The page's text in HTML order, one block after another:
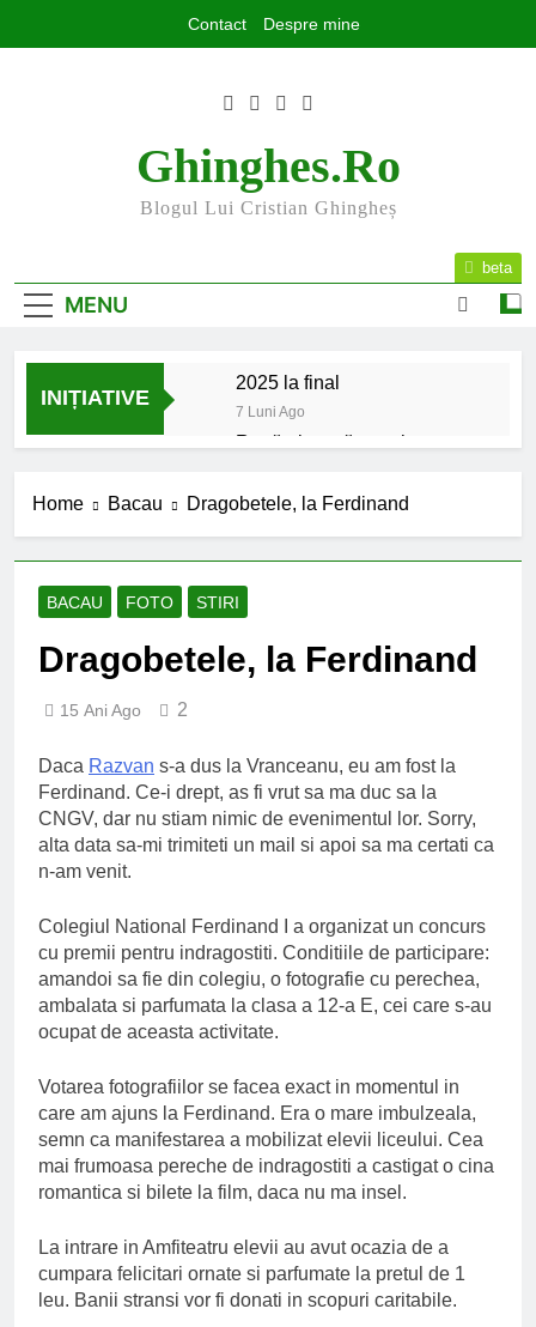
Contact Despre mine
Ghinghes.ro
Blogul Lui Cristian Ghingheș
MENU
beta
INIȚIATIVE
2025 la final
7 Luni Ago
Rugăminte către cei care
9 Luni Ago
an școlar: fără fondul clasei,
fără fondul școlii
Proiect depus pentru tinerii
și organizațiile din Bacău
2 Ani Ago
Harta și programul
Un pas înainte pentru
accesibilizarea trotuarelor
din Bacău
2 Ani Ago
Home Bacau Dragobetele, la Ferdinand
BACAU FOTO STIRI
Dragobetele, la Ferdinand
15 Ani Ago 2
Daca Razvan s-a dus la Vranceanu, eu am fost la
Ferdinand. Ce-i drept, as fi vrut sa ma duc sa la
CNGV, dar nu stiam nimic de evenimentul lor. Sorry,
alta data sa-mi trimiteti un mail si apoi sa ma certati ca
n-am venit.
Colegiul National Ferdinand I a organizat un concurs
cu premii pentru indragostiti. Conditiile de participare:
amandoi sa fie din colegiu, o fotografie cu perechea,
ambalata si parfumata la clasa a 12-a E, cei care s-au
ocupat de aceasta activitate.
Votarea fotografiilor se facea exact in momentul in
care am ajuns la Ferdinand. Era o mare imbulzeala,
semn ca manifestarea a mobilizat elevii liceului. Cea
mai frumoasa pereche de indragostiti a castigat o cina
romantica si bilete la film, daca nu ma insel.
La intrare in Amfiteatru elevii au avut ocazia de a
cumpara felicitari ornate si parfumate la pretul de 1
leu. Banii stransi vor fi donati in scopuri caritabile.